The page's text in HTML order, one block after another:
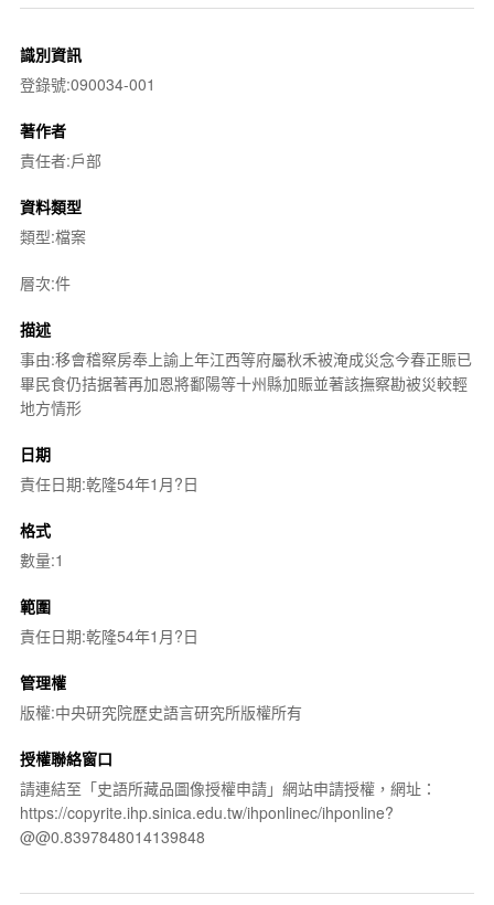
識別資訊
登錄號:090034-001
著作者
責任者:戶部
資料類型
類型:檔案
層次:件
描述
事由:移會稽察房奉上諭上年江西等府屬秋禾被淹成災念今春正賑已
畢民食仍拮据著再加恩將鄱陽等十州縣加賑並著該撫察勘被災較輕
地方情形
日期
責任日期:乾隆54年1月?日
格式
數量:1
範圍
責任日期:乾隆54年1月?日
管理權
版權:中央研究院歷史語言研究所版權所有
授權聯絡窗口
請連結至「史語所藏品圖像授權申請」網站申請授權，網址：
https://copyrite.ihp.sinica.edu.tw/ihponlinec/ihponline?
@@0.8397848014139848